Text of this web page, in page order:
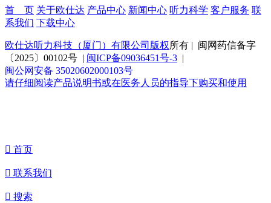
首 页 关于欧仕达 产品中心 新闻中心 听力科学 客户服务 联
系我们 下载中心
欧仕达听力科技（厦门）有限公司版权所有 | 闽网药信备字
〔2025〕00102号 | 闽ICP备09036451号-3 |
闽公网安备 35020602000103号
请仔细阅读产品说明书或在医务人员的指导下购买和使用
 首页
 联系我们
 搜索